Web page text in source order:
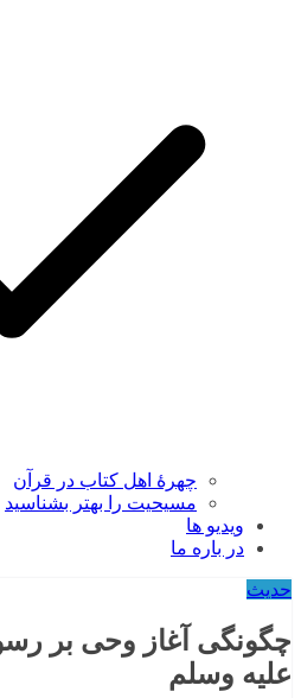
چهرۀ اهل کتاب در قرآن
مسیحیت را بهتر بشناسید
ویدیو ها
در باره ما
حدیث
چگونگی آغاز وحی بر
علیه وسلم